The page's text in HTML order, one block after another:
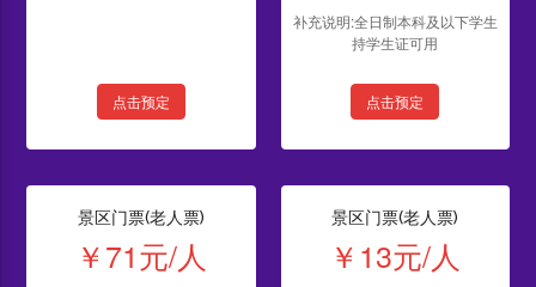
点击预定
补充说明:全日制本科及以下学生
持学生证可用
点击预定
景区门票(老人票)
￥71元/人
景区门票(老人票)
￥13元/人